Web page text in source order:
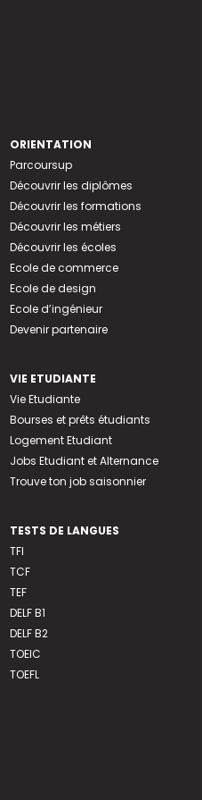
ORIENTATION
Parcoursup
Découvrir les diplômes
Découvrir les formations
Découvrir les métiers
Découvrir les écoles
Ecole de commerce
Ecole de design
Ecole d’ingénieur
Devenir partenaire
VIE ETUDIANTE
Vie Etudiante
Bourses et prêts étudiants
Logement Etudiant
Jobs Etudiant et Alternance
Trouve ton job saisonnier
TESTS DE LANGUES
TFI
TCF
TEF
DELF B1
DELF B2
TOEIC
TOEFL